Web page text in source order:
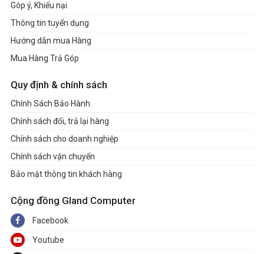
Góp ý, Khiếu nại
Thông tin tuyển dụng
Hướng dẫn mua Hàng
Mua Hàng Trả Góp
Quy định & chính sách
Chính Sách Bảo Hành
Chính sách đổi, trả lại hàng
Chính sách cho doanh nghiệp
Chính sách vận chuyển
Bảo mật thông tin khách hàng
Cộng đồng Gland Computer
Facebook
Youtube